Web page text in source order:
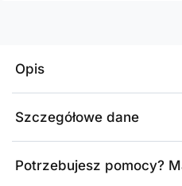
Opis
Szczegółowe dane
Potrzebujesz pomocy?